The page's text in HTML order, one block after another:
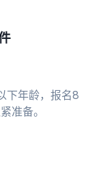
下年龄，报名8
准备。